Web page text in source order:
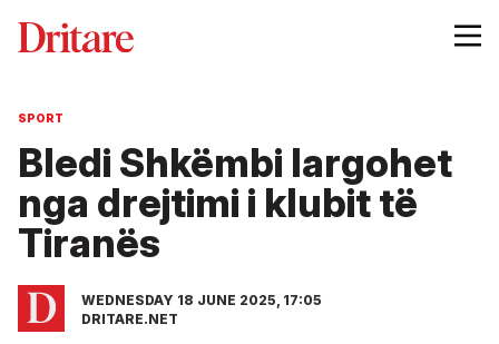
SPORT
Bledi Shkëmbi largohet
nga drejtimi i klubit të
Tiranës
WEDNESDAY 18 JUNE 2025, 17:05
DRITARE.NET